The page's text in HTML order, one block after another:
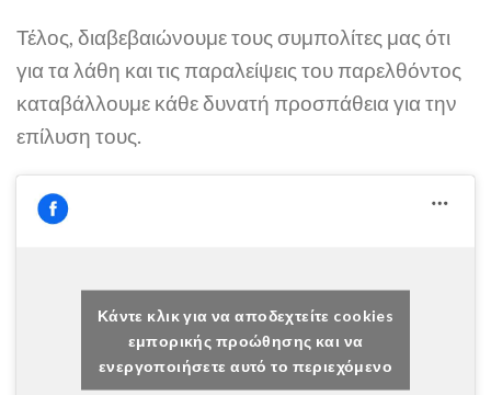
Τέλος, διαβεβαιώνουμε τους συμπολίτες μας ότι
για τα λάθη και τις παραλείψεις του παρελθόντος
καταβάλλουμε κάθε δυνατή προσπάθεια για την
επίλυση τους.
Κάντε κλικ για να αποδεχτείτε cookies
εμπορικής προώθησης και να
ενεργοποιήσετε αυτό το περιεχόμενο